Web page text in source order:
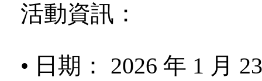
活動資訊：
• 日期： 2026 年 1 月